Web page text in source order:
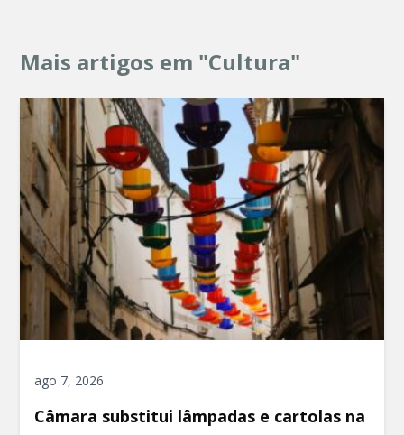
Mais artigos em "Cultura"
ago 7, 2026
Câmara substitui lâmpadas e cartolas na